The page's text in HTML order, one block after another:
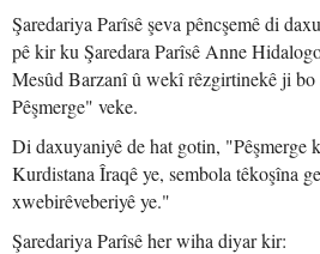
Şaredariya Parîsê şeva pêncşemê di
pê kir ku Şaredara Parîsê Anne
Mesûd Barzanî û wekî rêzgirtinekê ji
Pêşmerge" veke.
Di daxuyaniyê de hat gotin, "Pêşmerge
Kurdistana Îraqê ye, sembola têkoşîna
xwebirêveberiyê ye."
Şaredariya Parîsê her wiha diyar kir: